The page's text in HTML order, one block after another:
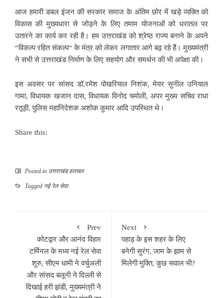
आज हमारी डबल इंजन की सरकार समाज के अंतिम छोर में खड़े व्यक्ति को
विकास की मुख्यधारा से जोड़ने के लिए तमाम योजनाओं को धरातल पर
उतारने का कार्य कर रही है। हम उत्तराखंड को श्रेष्ठ राज्य बनाने के अपने
“विकल्प रहित संकल्प“ के मंत्र को लेकर लगातार आगे बढ़ रहे हैं। मुख्यमंत्री
ने सभी से उत्तराखंड निर्माण के लिए सहयोग और समर्थन की भी अपेक्षा की।
इस अवसर पर सांसद डॉ.रमेश पोखरियाल निशंक, मेयर सुनील उनियाल
गामा, विधायक खजान दास, विधायक विनोद चमोली, अपर मुख्य सचिव राधा
रतूड़ी, पुलिस महानिदेशक अशोक कुमार आदि उपस्थित थे।
Share this:
Posted in उत्तराखंड हलचल
Tagged नई रेल सेवा
Prev
कोटद्वार और आनंद विहार
टर्मिनल के मध्य नई रेल सेवा
शुरु, सीएम धामी ने वर्चुअली
और सांसद बलूनी ने दिल्ली से
दिखाई हरी झंडी, मुख्यमंत्री ने
Next
पहाड़ के इस शहर के लिए
बनेगी सुरंग, जाम के झाम से
मिलेगी मुक्ति, कुछ सवाल भी?